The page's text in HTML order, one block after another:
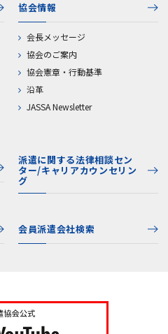
協会情報
会長メッセージ
協会のご案内
協会憲章・行動基準
沿革
JASSA Newsletter
派遣に関する法律相談セン
ター/キャリアカウンセリン
グ
会員派遣会社検索